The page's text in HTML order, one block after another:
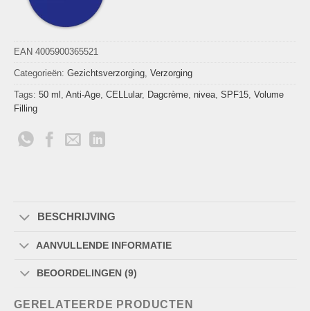
EAN 4005900365521
Categorieën: Gezichtsverzorging, Verzorging
Tags: 50 ml , Anti-Age, CELLular, Dagcrème, nivea, SPF15, Volume
Filling
BESCHRIJVING
AANVULLENDE INFORMATIE
BEOORDELINGEN (9)
GERELATEERDE PRODUCTEN